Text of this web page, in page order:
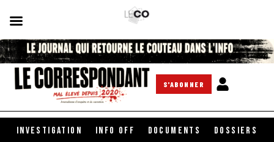
S'ABONNER
INVESTIGATION INFO OFF DOCUMENTS DOSSIERS